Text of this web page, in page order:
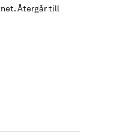
Återgår till